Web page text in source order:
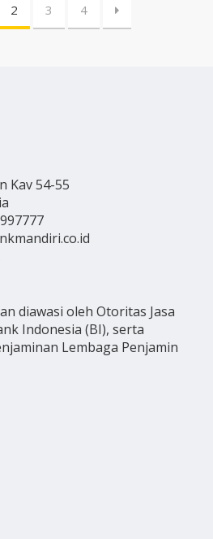
2 3 4
Kav 54-55
diawasi oleh Otoritas Jasa
Indonesia (BI), serta
Lembaga Penjamin